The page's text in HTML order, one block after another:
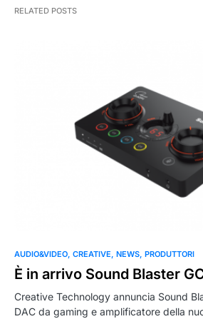
RELATED POSTS
AUDIO&VIDEO CREATIVE NEWS PRODUTTORI
È in arrivo Sound Blaster
Creative Technology annuncia Sound
DAC da gaming e amplificatore della